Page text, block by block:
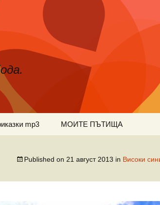
mp3 МОИТЕ ПЪТИЩА
Published on 21 август 2013 in Високи